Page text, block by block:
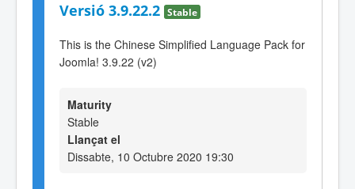
Versió 3.9.22.2 Stable
This is the Chinese Simplified Language Pack for
Joomla! 3.9.22 (v2)
Maturity
Stable
Llançat el
Dissabte, 10 Octubre 2020 19:30